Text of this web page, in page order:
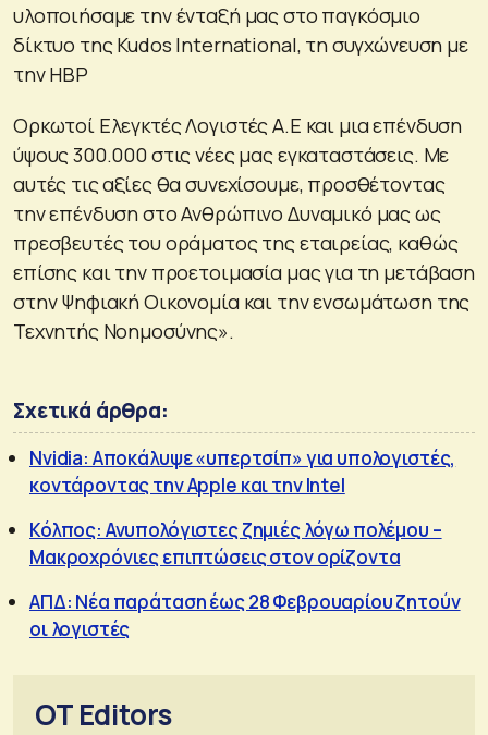
υλοποιήσαμε την ένταξή μας στο παγκόσμιο
δίκτυο της Kudos International, τη συγχώνευση με
την HBP
Ορκωτοί Ελεγκτές Λογιστές Α.Ε και μια επένδυση
ύψους 300.000 στις νέες μας εγκαταστάσεις. Με
αυτές τις αξίες θα συνεχίσουμε, προσθέτοντας
την επένδυση στο Ανθρώπινο Δυναμικό μας ως
πρεσβευτές του οράματος της εταιρείας, καθώς
επίσης και την προετοιμασία μας για τη μετάβαση
στην Ψηφιακή Οικονομία και την ενσωμάτωση της
Τεχνητής Νοημοσύνης».
Σχετικά άρθρα:
Nvidia: Αποκάλυψε «υπερτσίπ» για υπολογιστές,
κοντάροντας την Apple και την Intel
Κόλπος: Ανυπολόγιστες ζημιές λόγω πολέμου –
Μακροχρόνιες επιπτώσεις στον ορίζοντα
ΑΠΔ: Νέα παράταση έως 28 Φεβρουαρίου ζητούν
οι λογιστές
OT Editors